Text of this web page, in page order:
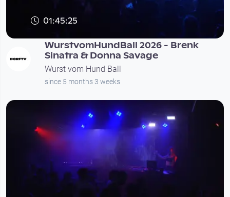
01:45:25
WurstvomHundBall 2026 - Brenk
Sinatra & Donna Savage
Wurst vom Hund Ball
since 5 months 3 weeks